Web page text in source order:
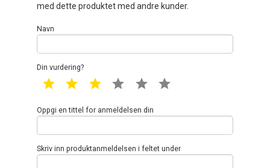
med dette produktet med andre kunder.
Navn
Din vurdering?
1 star 2 star 3 star 4 star 5 star
Oppgi en tittel for anmeldelsen din
Skriv inn produktanmeldelsen i feltet under